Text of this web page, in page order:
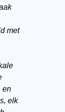
met
en
elk